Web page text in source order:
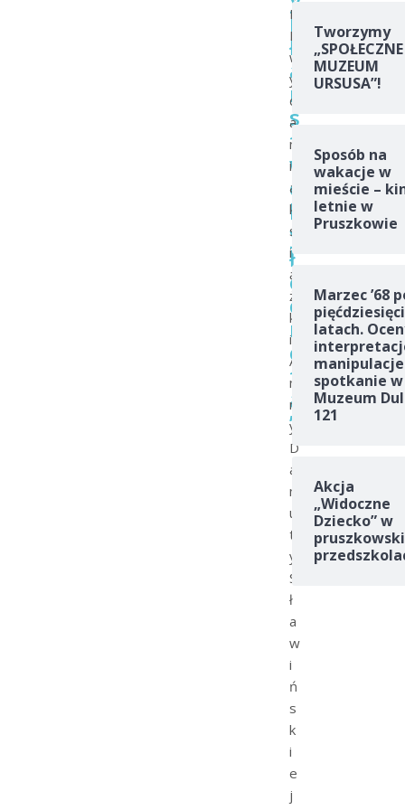
k
ł
a
m
s
t
w
o
b
y
ł
o
c
n
o
t
ą
”
I
I
w
y
d
a
n
i
a
k
s
i
ą
ż
k
i
A
n
n
y
D
a
n
u
t
y
S
ł
a
w
i
ń
s
k
i
e
j
Tworzymy
„SPOŁECZNE
MUZEUM
URSUSA”!
Sposób na
wakacje w
mieście –
letnie w
Pruszkowie
Marzec ’68
latach.
spotkanie w
Muzeum
121
Akcja
„Widoczne
Dziecko” w